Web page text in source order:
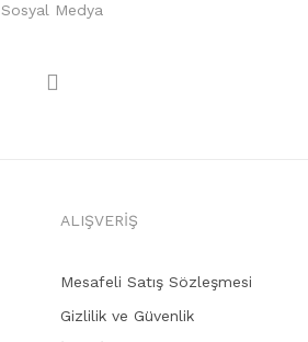
Sosyal Medya
ALIŞVERİŞ
Mesafeli Satış Sözleşmesi
Gizlilik ve Güvenlik